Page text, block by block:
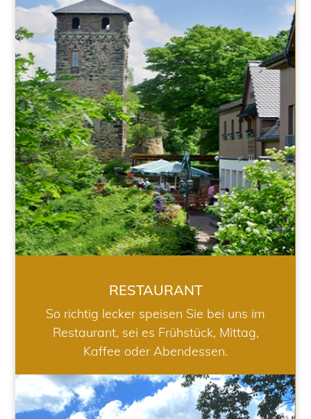
RESTAURANT
RESTAURANT
So richtig lecker speisen Sie bei uns im
Restaurant, sei es Frühstück, Mittag,
Kaffee oder Abendessen.